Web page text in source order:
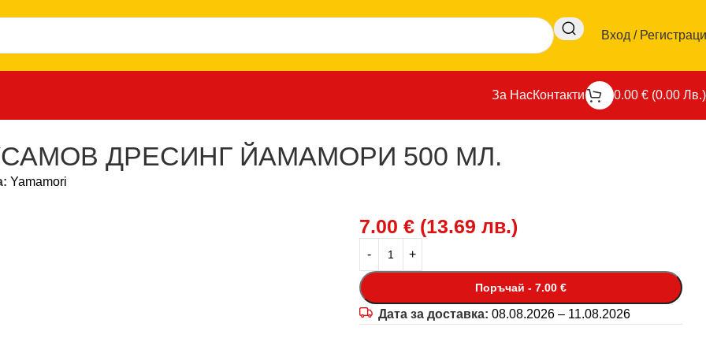
Вход /
За НасКонтакти 0.00 € (0.00 Лв.)
ДРЕСИНГ ЙАМАМОРИ 500 МЛ.
Yamamori
7.00 € (13.69 лв.)
Поръчай - 7.00 €
Дата за доставка: 08.08.2026 – 11.08.2026